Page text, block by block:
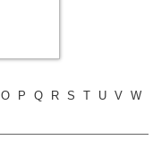
O P Q R S T U V W